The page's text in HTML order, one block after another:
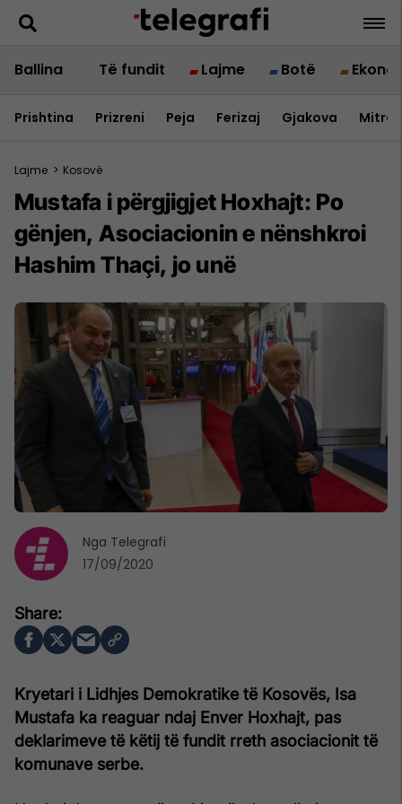
Ballina Të fundit Lajme Botë
Prishtina Prizreni Peja Ferizaj Gjakova
Lajme > Kosovë
Mustafa i përgjigjet Hoxhajt: Po
gënjen, Asociacionin e nënshkroi
Hashim Thaçi, jo unë
Kryetari i Lidhjes Demokratike të Kosovës, Isa
Mustafa ka reaguar ndaj Enver Hoxhajt, pas
deklarimeve të këtij të fundit rreth asociacionit të
komunave serbe.
Nga Telegrafi
17/09/2020